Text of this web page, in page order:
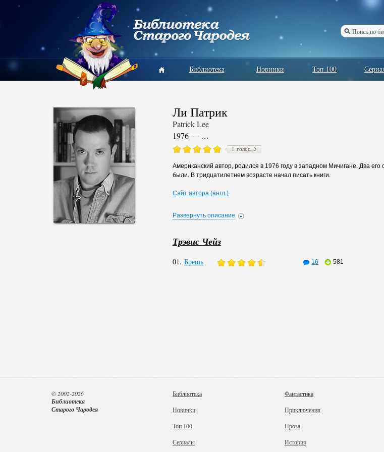
Библиотека Новинки Топ 100
Ли Патрик
Patrick Lee
1976 — …
1 голос, 5
Американский автор, родился в 1976 году в западном Мичигане. Два
были. В тридцатилетнем возрасте начал писать книги.
Сайт автора (англ.)
Развернуть описание
Трэвис Чейз
01. Брешь 16 581
Библиотека
Новинки
Топ 100
Сериалы
Фантастика
Приключения
Проза
История
© 2002-2026
Библиотека
Старого Чародея